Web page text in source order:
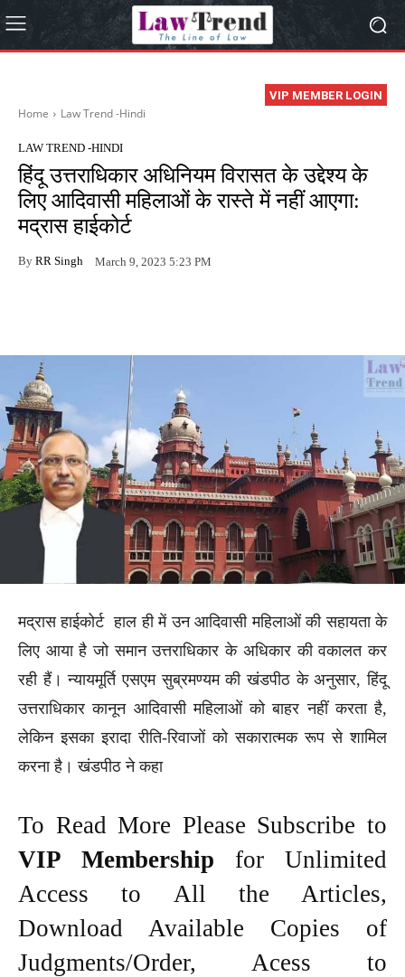
VIP MEMBER LOGIN
Home Law Trend -Hindi
LAW TREND -HINDI
हिंदू उत्तराधिकार अधिनियम विरासत के उद्देश्य के
लिए आदिवासी महिलाओं के रास्ते में नहीं आएगा:
मद्रास हाईकोर्ट
By RR Singh March 9, 2023 5:23 PM
मद्रास हाईकोर्ट हाल ही में उन आदिवासी महिलाओं की सहायता के
लिए आया है जो समान उत्तराधिकार के अधिकार की वकालत कर
रही हैं। न्यायमूर्ति एसएम सुब्रमण्यम की खंडपीठ के अनुसार, हिंदू
उत्तराधिकार कानून आदिवासी महिलाओं को बाहर नहीं करता है,
लेकिन इसका इरादा रीति-रिवाजों को सकारात्मक रूप से शामिल
करना है। खंडपीठ ने कहा
To Read More Please Subscribe to
VIP Membership for Unlimited
Access to All the Articles,
Download Available Copies of
Judgments/Order, Acess to